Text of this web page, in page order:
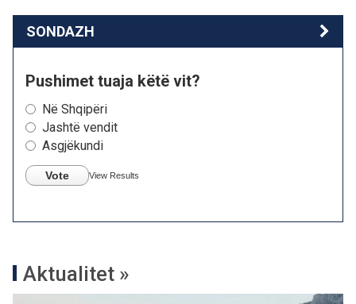
SONDAZH
Pushimet tuaja këtë vit?
Në Shqipëri
Jashtë vendit
Asgjëkundi
Vote View Results
Aktualitet »